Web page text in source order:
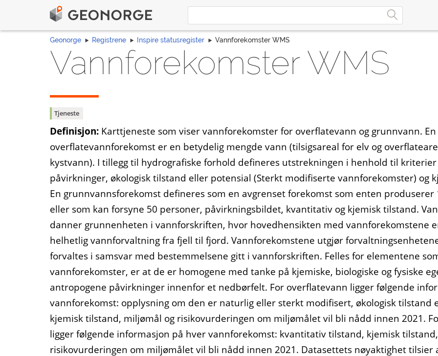
Geonorge Registrene Inspire statusregister Vannforekomster WMS
Vannforekomster WMS
Tjeneste
Definisjon: Karttjeneste som viser vannforekomster for overflatevann og grunnvann. En
overflatevannforekomst er en betydelig mengde vann (tilsigsareal for elv og
kystvann). I tillegg til hydrografiske forhold defineres utstrekningen i henhold til
påvirkninger, økologisk tilstand eller potensial (Sterkt modifiserte vannforekomster) og
En grunnvannsforekomst defineres som en avgrenset forekomst som enten produserer
eller som kan forsyne 50 personer, påvirkningsbildet, kvantitativ og kjemisk tilstand.
danner grunnenheten i vannforskriften, hvor hovedhensikten med vannforekomstene
helhetlig vannforvaltning fra fjell til fjord. Vannforekomstene utgjør
forvaltes i samsvar med bestemmelsene gitt i vannforskriften. Felles for elementene
vannforekomster, er at de er homogene med tanke på kjemiske, biologiske og fysiske
antropogene påvirkninger innenfor et nedbørfelt. For overflatevann ligger følgende
vannforekomst: opplysning om den er naturlig eller sterkt modifisert, økologisk tilstand
kjemisk tilstand, miljømål og risikovurderingen om miljømålet vil bli nådd innen 2021.
ligger følgende informasjon på hver vannforekomst: kvantitativ tilstand, kjemisk
risikovurderingen om miljømålet vil bli nådd innen 2021. Datasettets nøyaktighet tilsier